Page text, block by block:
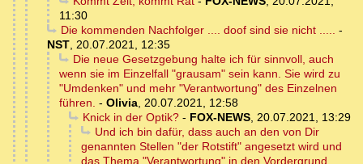
11:30
Die kommenden Nachfolger .... doof sind sie nicht ..... -
NST, 20.07.2021, 12:35
Die neue Gesetzgebung halte ich für sinnvoll, auch
wenn sie im Einzelfall "grausam" sein kann. Sie wird zu
"Umdenken" und mehr "Verantwortung" des Einzelnen
führen. - Olivia, 20.07.2021, 12:58
Knick in der Optik?- FOX-NEWS, 20.07.2021, 13:29
Und ich bin dafür, dass auch an den von Dir
genannten Stellen "der Rotstift" angesetzt wird und
das Thema "Verantwortung" in den Vordergrund